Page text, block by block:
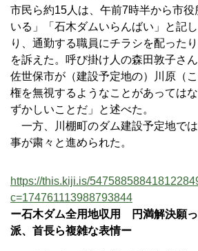
市民ら約15人は、午前7時半から市役
いる」「石木ダムいらんばい」と記
り、通勤する職員にチラシを配った
を訴えた。呼び掛け人の森田敦子さ
佐世保市が（建設予定地の）川原（
権を無視するようなことがあっては
ずかしいことだ」と述べた。
一方、川棚町のダム建設予定地で
事が粛々と進められた。
https://this.kiji.is/
c=174761113988793844
ー石木ダム全用地収用 円満解決願
派、首長ら複雑な表情ー